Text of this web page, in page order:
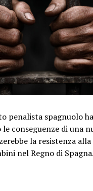
penalista spagnuolo
conseguenze di una
la resistenza
nel Regno di Spagna.